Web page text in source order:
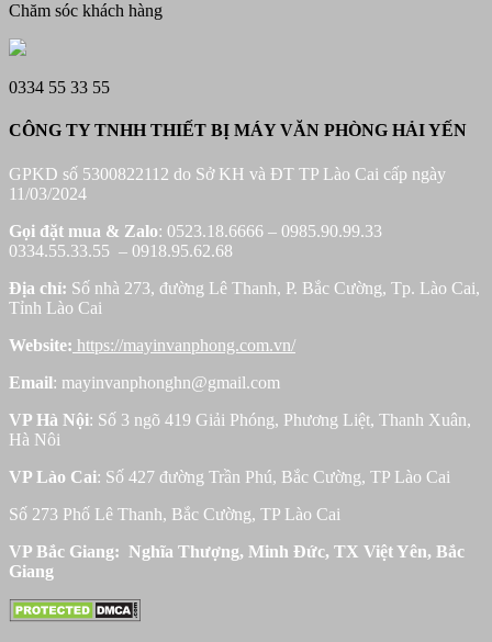
Chăm sóc khách hàng
0334 55 33 55
CÔNG TY TNHH THIẾT BỊ MÁY VĂN PHÒNG HẢI YẾN
GPKD số 5300822112 do Sở KH và ĐT TP Lào Cai cấp ngày
11/03/2024
Gọi đặt mua & Zalo: 0523.18.6666 – 0985.90.99.33
0334.55.33.55 – 0918.95.62.68
Địa chỉ: Số nhà 273, đường Lê Thanh, P. Bắc Cường, Tp. Lào Cai,
Tỉnh Lào Cai
Website: https://mayinvanphong.com.vn/
Email: mayinvanphonghn@gmail.com
VP Hà Nội: Số 3 ngõ 419 Giải Phóng, Phương Liệt, Thanh Xuân,
Hà Nôi
VP Lào Cai: Số 427 đường Trần Phú, Bắc Cường, TP Lào Cai
Số 273 Phố Lê Thanh, Bắc Cường, TP Lào Cai
VP Bắc Giang: Nghĩa Thượng, Minh Đức, TX Việt Yên, Bắc
Giang